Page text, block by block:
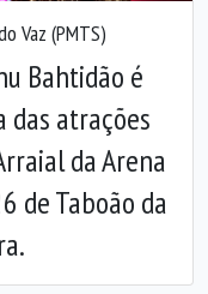
Vaz (PMTS)
Bahtidão é
das atrações
da Arena
de Taboão da